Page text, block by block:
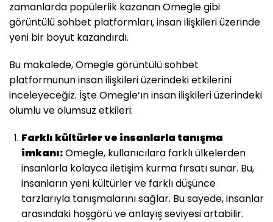
zamanlarda popülerlik kazanan Omegle gibi
görüntülü sohbet platformları, insan ilişkileri üzerinde
yeni bir boyut kazandırdı.
Bu makalede, Omegle görüntülü sohbet
platformunun insan ilişkileri üzerindeki etkilerini
inceleyeceğiz. İşte Omegle’ın insan ilişkileri üzerindeki
olumlu ve olumsuz etkileri:
Farklı kültürler ve insanlarla tanışma
imkanı:Omegle, kullanıcılara farklı ülkelerden
insanlarla kolayca iletişim kurma fırsatı sunar. Bu,
insanların yeni kültürler ve farklı düşünce
tarzlarıyla tanışmalarını sağlar. Bu sayede, insanlar
arasındaki hoşgörü ve anlayış seviyesi artabilir.